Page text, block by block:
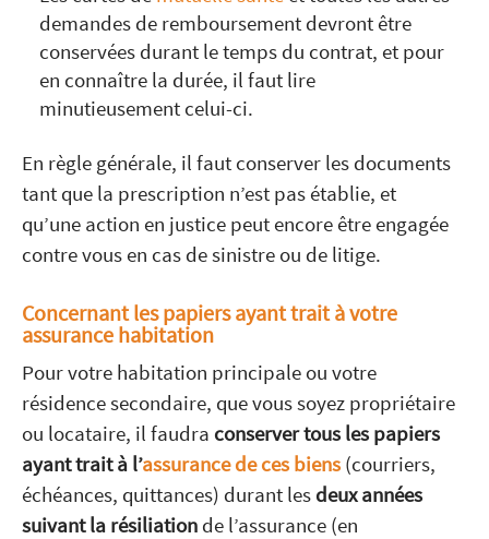
demandes de remboursement devront être
conservées durant le temps du contrat, et pour
en connaître la durée, il faut lire
minutieusement celui-ci.
En règle générale, il faut conserver les documents
tant que la prescription n’est pas établie, et
qu’une action en justice peut encore être engagée
contre vous en cas de sinistre ou de litige.
Concernant les papiers ayant trait à votre
assurance habitation
Pour votre habitation principale ou votre
résidence secondaire, que vous soyez propriétaire
ou locataire, il faudra conserver tous les papiers
ayant trait à l’assurance de ces biens (courriers,
échéances, quittances) durant les deux années
suivant la résiliation de l’assurance (en